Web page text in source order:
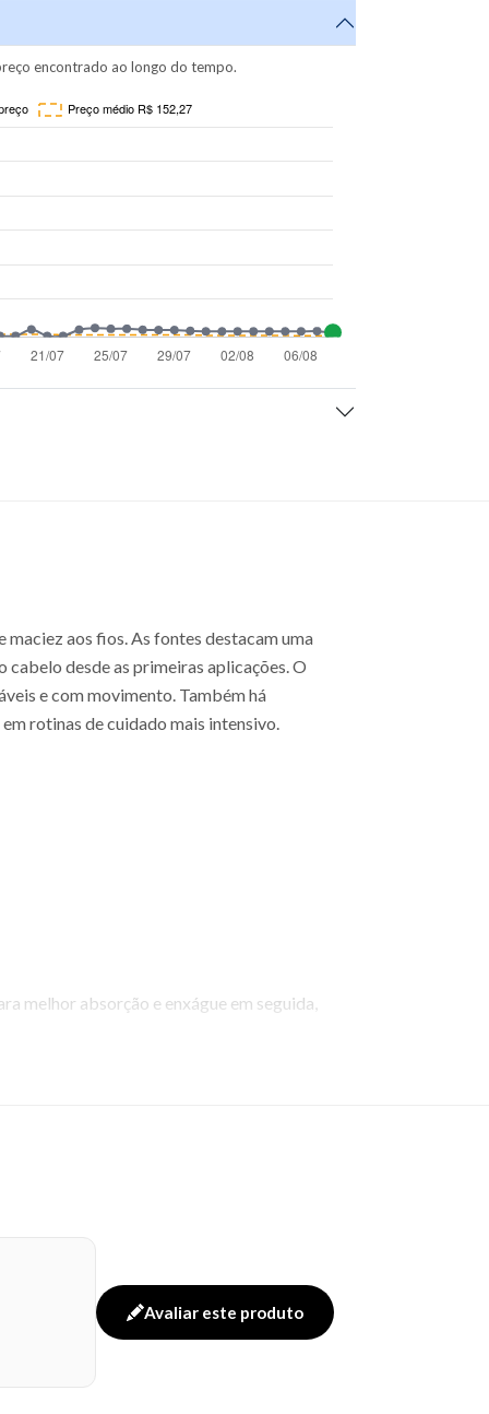
encontrado ao longo do tempo.
aos fios. As fontes destacam uma
desde as primeiras aplicações. O
e com movimento. Também há
rotinas de cuidado mais intensivo.
melhor absorção e enxágue em seguida,
Avaliar este produto